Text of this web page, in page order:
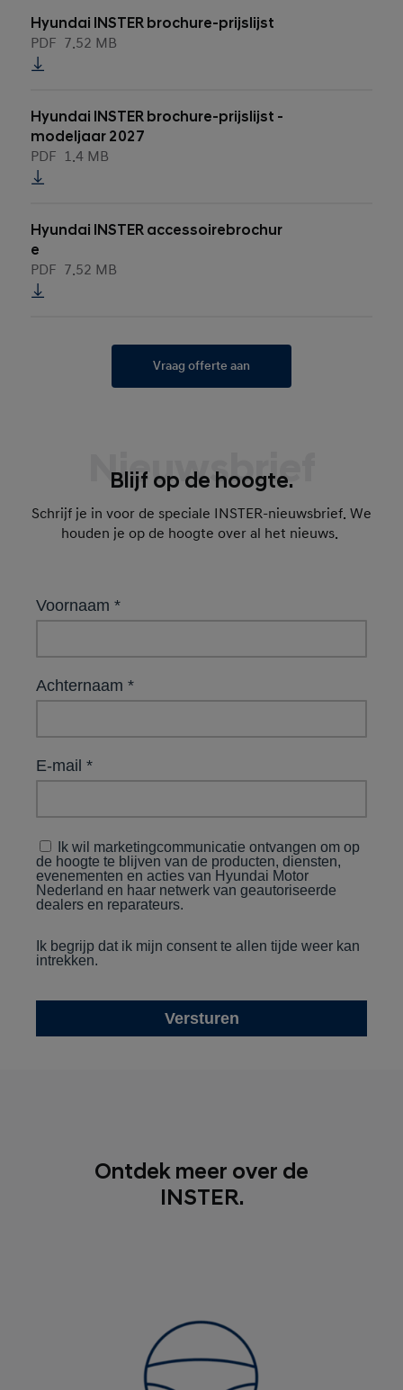
Hyundai INSTER brochure-prijslijst
PDF 7.52 MB
Hyundai INSTER brochure-prijslijst -
modeljaar 2027
PDF 1.4 MB
Hyundai INSTER accessoirebrochur
e
PDF 7.52 MB
Vraag offerte aan
Nieuwsbrief
Blijf op de hoogte.
Schrijf je in voor de speciale INSTER-nieuwsbrief. We
houden je op de hoogte over al het nieuws.
Ontdek meer over de
INSTER.